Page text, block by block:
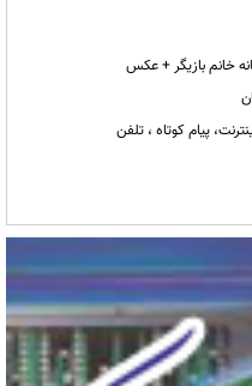
خانم بازیگر + عکس
پیام کوتاه ، تلفن